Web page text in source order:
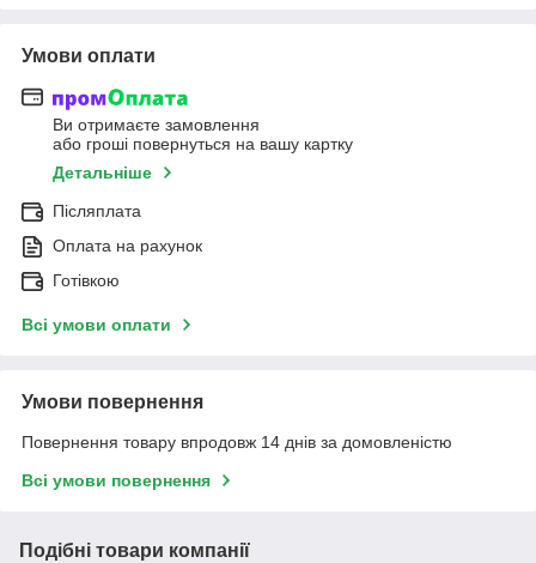
Умови оплати
Ви отримаєте замовлення
або гроші повернуться на вашу картку
Детальніше
Післяплата
Оплата на рахунок
Готівкою
Всі умови оплати
Умови повернення
Повернення товару впродовж 14 днів за домовленістю
Всі умови повернення
Подібні товари компанії